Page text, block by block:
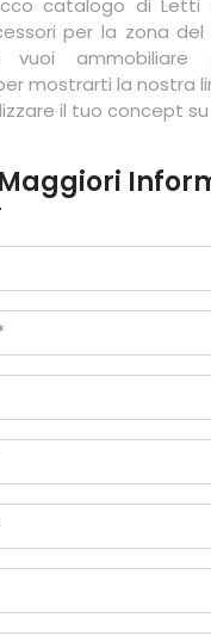
catalogo di Letti
per la zona del
vuoi ammobiliare
mostrarti la nostra
il tuo concept su